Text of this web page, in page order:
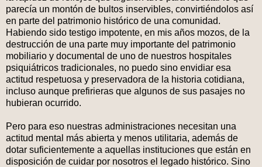
parecía un montón de bultos inservibles, convirtiéndolos así
en parte del patrimonio histórico de una comunidad.
Habiendo sido testigo impotente, en mis años mozos, de la
destrucción de una parte muy importante del patrimonio
mobiliario y documental de uno de nuestros hospitales
psiquiátricos tradicionales, no puedo sino envidiar esa
actitud respetuosa y preservadora de la historia cotidiana,
incluso aunque prefirieras que algunos de sus pasajes no
hubieran ocurrido.
Pero para eso nuestras administraciones necesitan una
actitud mental más abierta y menos utilitaria, además de
dotar suficientemente a aquellas instituciones que están en
disposición de cuidar por nosotros el legado histórico. Sino